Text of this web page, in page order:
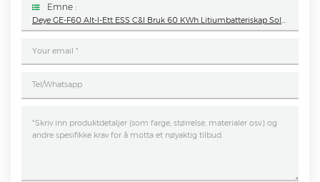
Emne :
Deye GE-F60 Alt-I-Ett ESS C&I Bruk 60 KWh Litiumbatteriskap Solenergilagringssystem Utendørs 51,2 V 100 Ah